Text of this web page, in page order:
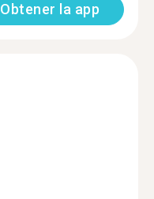
Obtener la app